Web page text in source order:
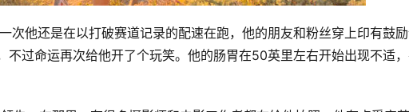
次他还是在以打破赛道记录的配速在跑，他的朋友和粉丝穿上印有鼓
过命运再次给他开了个玩笑。他的肠胃在50英里左右开始出现不适